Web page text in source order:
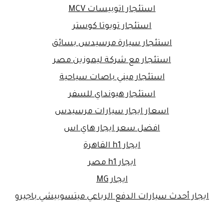
استئجار اتوبيسات MCV
استئجار تويوتا كوستر
استئجار سيارة مرسيدس بسائق
استئجار مع شركة ليموزين مصر
استئجار ميني باصات سياحية
استئجار هيونداي للسفر
اسعار ايجار سيارات مرسيدس
افضل سعر ايجار هاي اس
ايجار h1 القاهرة
ايجار h1 مصر
ايجار MG
ايجار أحدث سيارات الدفع الرباعي ميتسوبيشي باجيرو